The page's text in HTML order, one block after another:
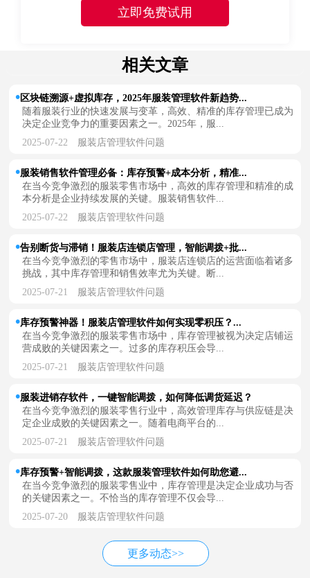
相关文章
区块链溯源+虚拟库存，2025年服装管理软件新趋势...
随着服装行业的快速发展与变革，高效、精准的库存管理已成为
决定企业竞争力的重要因素之一。2025年，服...
2025-07-22 服装店管理软件问题
服装销售软件管理必备：库存预警+成本分析，精准...
在当今竞争激烈的服装零售市场中，高效的库存管理和精准的成
本分析是企业持续发展的关键。服装销售软件...
2025-07-22 服装店管理软件问题
告别断货与滞销！服装店连锁店管理，智能调拨+批...
在当今竞争激烈的零售市场中，服装店连锁店的运营面临着诸多
挑战，其中库存管理和销售效率尤为关键。断...
2025-07-21 服装店管理软件问题
库存预警神器！服装店管理软件如何实现零积压？...
在当今竞争激烈的服装零售市场中，库存管理被视为决定店铺运
营成败的关键因素之一。过多的库存积压会导...
2025-07-21 服装店管理软件问题
服装进销存软件，一键智能调拨，如何降低调货延迟？
在当今竞争激烈的服装零售行业中，高效管理库存与供应链是决
定企业成败的关键因素之一。随着电商平台的...
2025-07-21 服装店管理软件问题
库存预警+智能调拨，这款服装管理软件如何助您避...
在当今竞争激烈的服装零售业中，库存管理是决定企业成功与否
的关键因素之一。不恰当的库存管理不仅会导...
2025-07-20 服装店管理软件问题
更多动态>>